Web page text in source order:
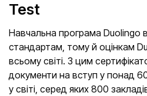
Test
Навчальна програма Duolingo
стандартам, тому й оцінкам
всьому світі. З цим
документи на вступ у понад
у світі, серед яких 800